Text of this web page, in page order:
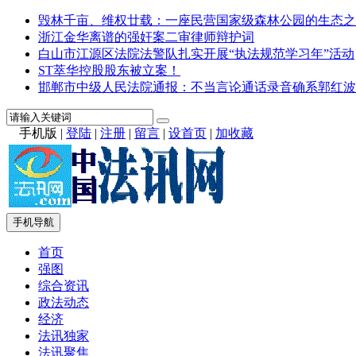
毁林千亩、维权廿载：一座民营国家级森林公园的生态
浙江金华离谱的强奸案二审律师辩护词
白山市江源区法院法警队扎实开展“执法规范学习年”活动
ST萃华控股股东被立案！
邯郸市中级人民法院通报：不当言论通话录音确系郭红
手机版 | 登陆 | 注册 | 留言 | 设首页 | 加收藏
手机导航
首页
强图
综合资讯
政法动态
经济
法讯独家
法讯聚焦